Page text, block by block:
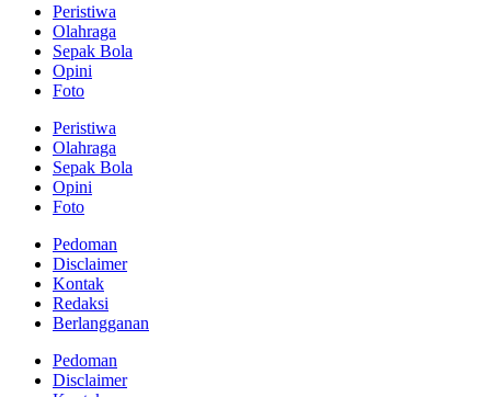
Peristiwa
Olahraga
Sepak Bola
Opini
Foto
Peristiwa
Olahraga
Sepak Bola
Opini
Foto
Pedoman
Disclaimer
Kontak
Redaksi
Berlangganan
Pedoman
Disclaimer